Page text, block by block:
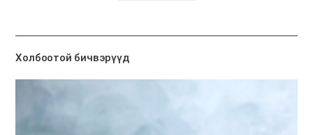
기
Холбоотой бичвэрүүд